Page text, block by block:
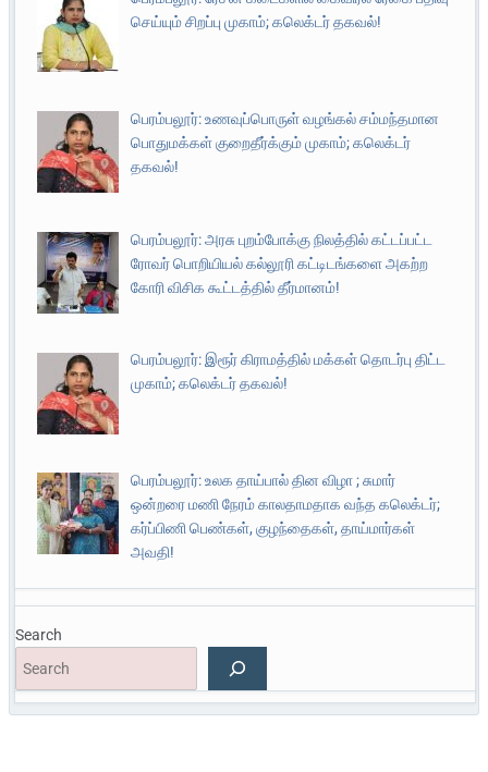
செய்யும் சிறப்பு முகாம்; கலெக்டர் தகவல்!
பெரம்பலூர்: உணவுப்பொருள் வழங்கல் சம்மந்தமான
பொதுமக்கள் குறைதீர்க்கும் முகாம்; கலெக்டர்
தகவல்!
பெரம்பலூர்: அரசு புறம்போக்கு நிலத்தில் கட்டப்பட்ட
ரோவர் பொறியியல் கல்லூரி கட்டிடங்களை அகற்ற
கோரி விசிக கூட்டத்தில் தீர்மானம்!
பெரம்பலூர்: இரூர் கிராமத்தில் மக்கள் தொடர்பு திட்ட
முகாம்; கலெக்டர் தகவல்!
பெரம்பலூர்: உலக தாய்பால் தின விழா ; சுமார்
ஒன்றரை மணி நேரம் காலதாமதாக வந்த கலெக்டர்;
கர்ப்பிணி பெண்கள், குழந்தைகள், தாய்மார்கள்
அவதி!
Search